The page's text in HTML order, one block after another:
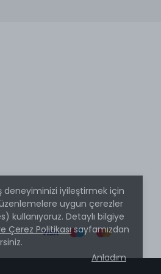
deneyiminizi iyileştirmek için
uygun çerezler
kullanıyoruz. Detaylı bilgiye
Çerez Politikasısayfamızdan
Anladım